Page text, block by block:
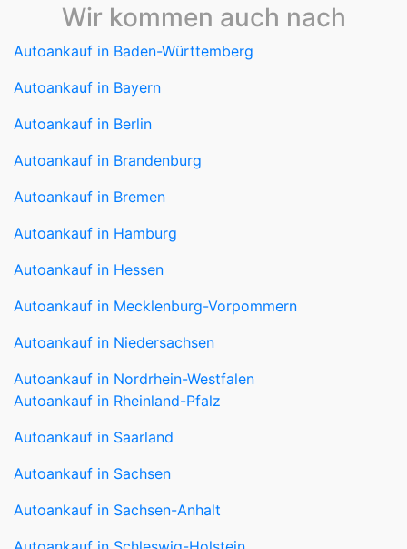
Wir kommen auch nach
Autoankauf in Baden-Württemberg
Autoankauf in Bayern
Autoankauf in Berlin
Autoankauf in Brandenburg
Autoankauf in Bremen
Autoankauf in Hamburg
Autoankauf in Hessen
Autoankauf in Mecklenburg-Vorpommern
Autoankauf in Niedersachsen
Autoankauf in Nordrhein-Westfalen
Autoankauf in Rheinland-Pfalz
Autoankauf in Saarland
Autoankauf in Sachsen
Autoankauf in Sachsen-Anhalt